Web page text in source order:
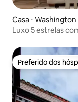
Casa ⋅ Washington
Luxo 5 estrelas
Preferido dos
Preferido dos